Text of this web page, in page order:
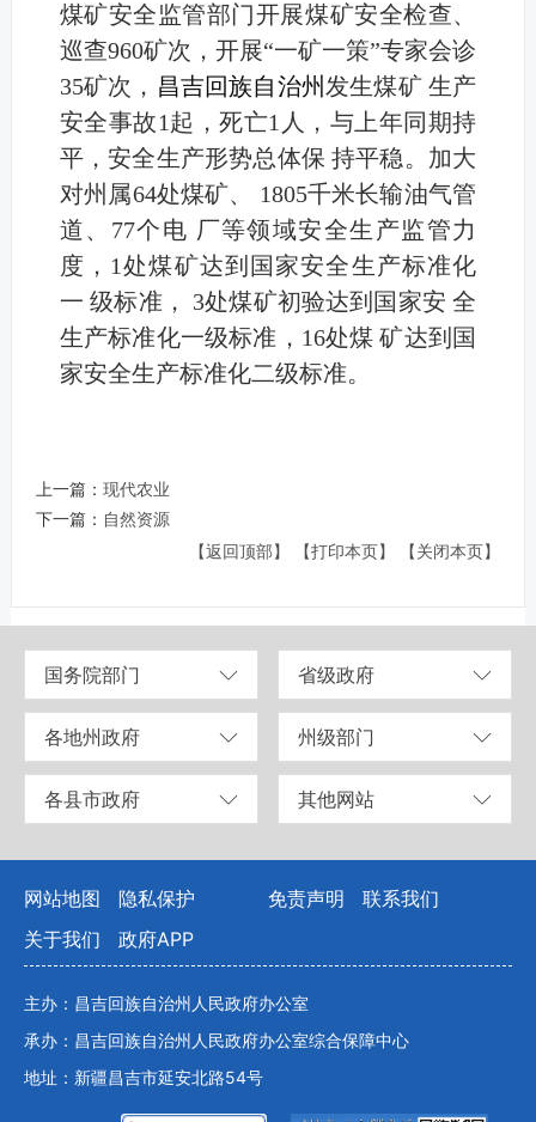
煤矿安全监管部门开展煤矿安全检查、
巡查960矿次，开展“一矿一策”专家会诊
35矿次， 昌吉回族自治州发生煤矿 生产
安全事故1起，死亡1人，与上年同期持
平，安全生产形势总体保 持平稳。加大
对州属64处煤矿、 1805千米长输油气管
道、77个电 厂等领域安全生产监管力
度，1处煤矿达到国家安全生产标准化
一 级标准， 3处煤矿初验达到国家安 全
生产标准化一级标准，16处煤 矿达到国
家安全生产标准化二级标准。
上一篇： 现代农业
下一篇： 自然资源
【返回顶部】
【打印本页】 【关闭本页】
国务院部门 省级政府
各地州政府 州级部门
各县市政府 其他网站
网站地图 隐私保护 免责声明
联系我们
关于我们
政府APP
主办：昌吉回族自治州人民政府办公室
承办：昌吉回族自治州人民政府办公室综合保障中心
地址：新疆昌吉市延安北路54号